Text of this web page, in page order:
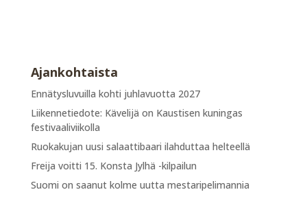
Ajankohtaista
Ennätysluvuilla kohti juhlavuotta 2027
Liikennetiedote: Kävelijä on Kaustisen kuningas
festivaaliviikolla
Ruokakujan uusi salaattibaari ilahduttaa helteellä
Freija voitti 15. Konsta Jylhä -kilpailun
Suomi on saanut kolme uutta mestaripelimannia